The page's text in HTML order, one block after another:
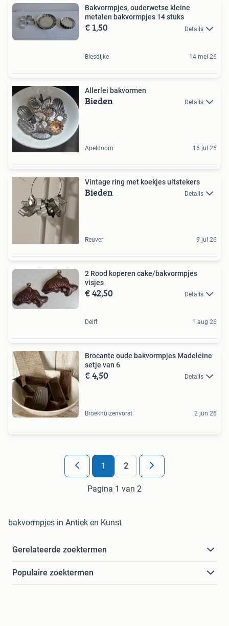
Bakvormpjes, ouderwetse kleine
metalen bakvormpjes 14 stuks
€ 1,50 Details
Blesdijke 14 mei 26
Allerlei bakvormen
Bieden Details
Apeldoorn 16 jul 26
Vintage ring met koekjes uitstekers
Bieden Details
Reuver 9 jul 26
2 Rood koperen cake/bakvormpjes
visjes
€ 42,50 Details
Delft 1 aug 26
Brocante oude bakvormpjes Madeleine
setje van 6
€ 4,50 Details
Broekhuizenvorst 2 jun 26
1 2
Pagina 1 van 2
bakvormpjes in Antiek en Kunst
Gerelateerde zoektermen
Populaire zoektermen